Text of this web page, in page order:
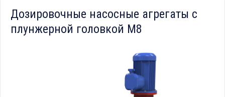
Дозировочные насосные агрегаты с
плунжерной головкой М8